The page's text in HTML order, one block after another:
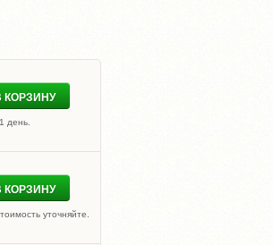
КОРЗИНУ
день.
КОРЗИНУ
уточняйте.